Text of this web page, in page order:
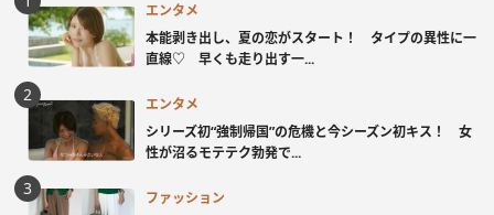
エンタメ
本能剥き出し、夏の恋がスタート！ タイプの異性に一
直線♡ 早くも走り出す一...
エンタメ
シリーズ初“強制帰国”の危機と今シーズン初キス！ 女
性が沼るモテテク勃発で...
ファッション